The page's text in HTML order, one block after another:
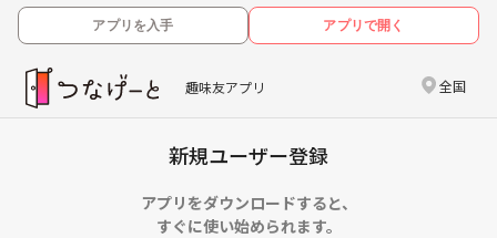
アプリを入手 アプリで開く
趣味友アプリ 全国
新規ユーザー登録
アプリをダウンロードすると、
すぐに使い始められます。